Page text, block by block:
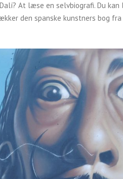
At læse en selvbiografi. Du
den spanske kunstners bog